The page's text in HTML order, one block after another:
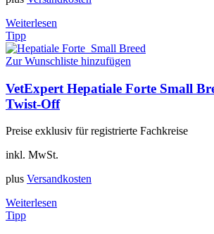
Weiterlesen
Tipp
Zur Wunschliste hinzufügen
VetExpert Hepatiale Forte Small
Twist-Off
Preise exklusiv für registrierte Fachkreise
inkl. MwSt.
plus Versandkosten
Weiterlesen
Tipp